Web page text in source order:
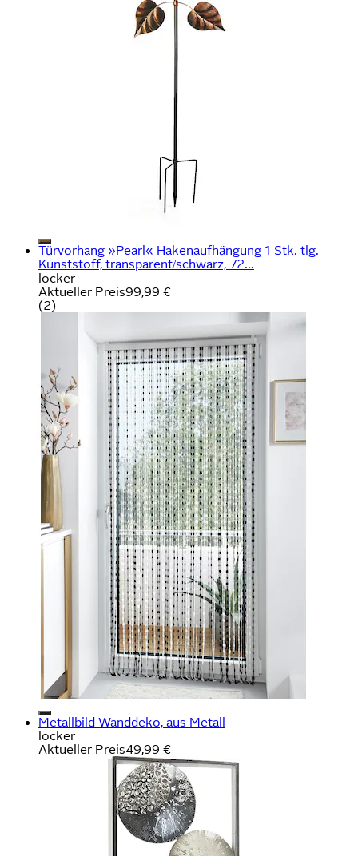
Türvorhang »Pearl« Hakenaufhängung 1 Stk. tlg.
Kunststoff, transparent/schwarz, 72...
locker
Aktueller Preis99,99 €
(2)
Metallbild Wanddeko, aus Metall
locker
Aktueller Preis49,99 €